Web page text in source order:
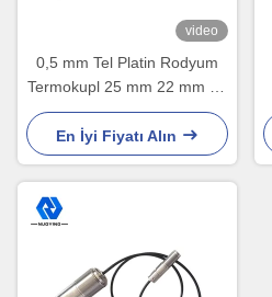
video
0,5 mm Tel Platin Rodyum
Termokupl 25 mm 22 mm 16
mm
En İyi Fiyatı Alın